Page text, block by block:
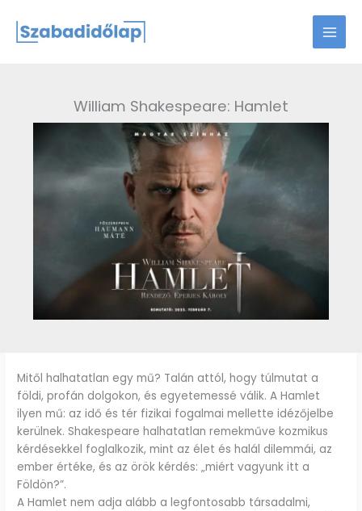
content
William Shakespeare: Hamlet
Mitől halhatatlan egy mű? Talán attól, hogy túlmutat a
földi, profán dolgokon, és egyetemessé válik. A Hamlet
ilyen mű: az idő és tér fizikai fogalmai mellette idézőjelbe
kerülnek. Shakespeare halhatatlan remekműve kozmikus
kérdésekkel foglalkozik, mint az élet és halál dilemmái, az
ember értéke, és az örök kérdés: „miért vagyunk itt a
Földön?”.
A Hamlet nem adja alább a legfontosabb társadalmi,